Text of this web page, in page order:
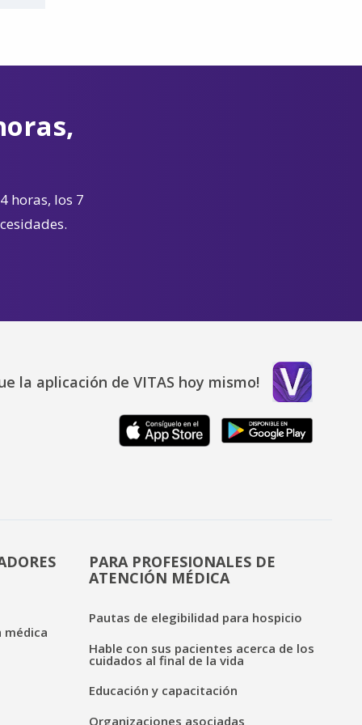
horas, los 7
la aplicación de VITAS hoy mismo!
médica
PARA PROFESIONALES DE
ATENCIÓN MÉDICA
Pautas de elegibilidad para hospicio
Hable con sus pacientes acerca de los
cuidados al final de la vida
Educación y capacitación
Organizaciones asociadas